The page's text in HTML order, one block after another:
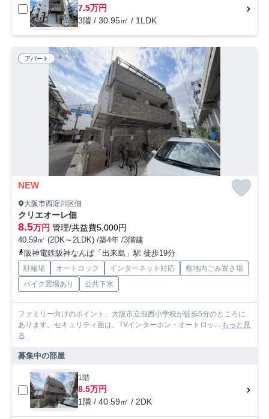
7.5万円
3階 / 30.95㎡ / 1LDK
アパート
NEW
大阪市西淀川区佃
クリエオーレ佃
8.5万円 管理/共益費5,000円
40.59㎡ (2DK～2LDK) /築4年 /3階建
阪神電鉄阪神なんば「出来島」駅 徒歩19分
駐輪場 オートロック インターネット対応
敷地内ごみ置き場
バイク置場あり
公共下水
ファミリー向けのポイント、大阪市立佃西小学校が徒歩5分のところに
あります。セキュリティ面は、TVインターホン・オートロッ... もっと見
る
募集中の部屋
1階
8.5万円
1階 / 40.59㎡ / 2DK